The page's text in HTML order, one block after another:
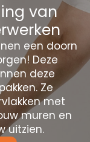
van
een doorn
Deze
deze
Ze
met
muren en
uitzien.